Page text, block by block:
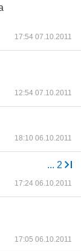
17:54 07.10.2011
12:54 07.10.2011
18:10 06.10.2011
... 2
17:24 06.10.2011
17:05 06.10.2011